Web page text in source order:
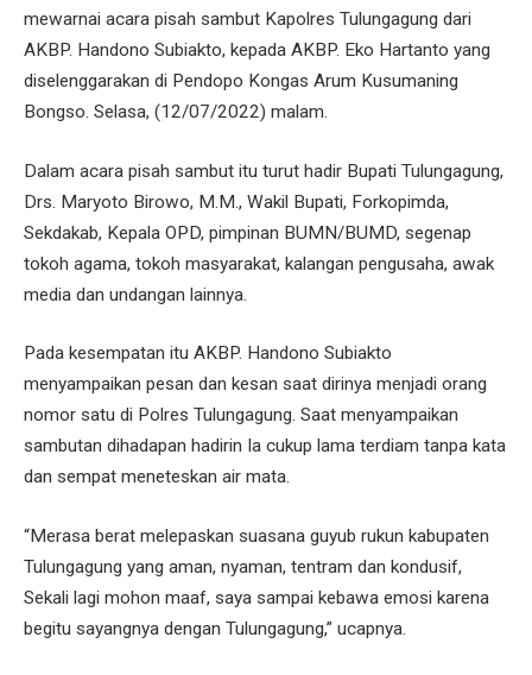
mewarnai acara pisah sambut Kapolres Tulungagung dari
AKBP. Handono Subiakto, kepada AKBP. Eko Hartanto yang
diselenggarakan di Pendopo Kongas Arum Kusumaning
Bongso. Selasa, (12/07/2022) malam.
Dalam acara pisah sambut itu turut hadir Bupati Tulungagung,
Drs. Maryoto Birowo, M.M., Wakil Bupati, Forkopimda,
Sekdakab, Kepala OPD, pimpinan BUMN/BUMD, segenap
tokoh agama, tokoh masyarakat, kalangan pengusaha, awak
media dan undangan lainnya.
Pada kesempatan itu AKBP. Handono Subiakto
menyampaikan pesan dan kesan saat dirinya menjadi orang
nomor satu di Polres Tulungagung. Saat menyampaikan
sambutan dihadapan hadirin Ia cukup lama terdiam tanpa kata
dan sempat meneteskan air mata.
“Merasa berat melepaskan suasana guyub rukun kabupaten
Tulungagung yang aman, nyaman, tentram dan kondusif,
Sekali lagi mohon maaf, saya sampai kebawa emosi karena
begitu sayangnya dengan Tulungagung,” ucapnya.